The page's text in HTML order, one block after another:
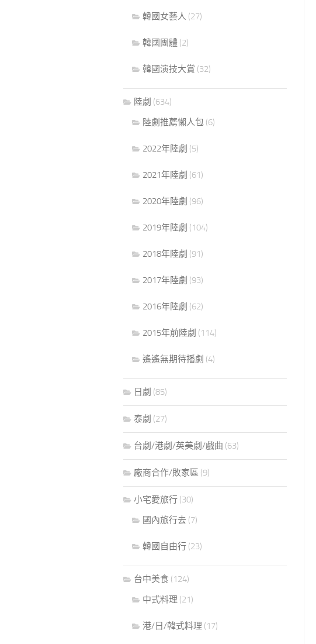
韓國女藝人 (27)
韓國團體 (2)
韓國演技大賞 (32)
陸劇 (634)
陸劇推薦懶人包 (6)
2022年陸劇 (5)
2021年陸劇 (61)
2020年陸劇 (96)
2019年陸劇 (104)
2018年陸劇 (91)
2017年陸劇 (93)
2016年陸劇 (62)
2015年前陸劇 (114)
遙遙無期待播劇 (4)
日劇 (85)
泰劇 (27)
台劇/港劇/英美劇/戲曲 (63)
廠商合作/敗家區 (9)
小宅愛旅行 (30)
國內旅行去 (7)
韓國自由行 (23)
台中美食 (124)
中式料理 (21)
港/日/韓式料理 (17)